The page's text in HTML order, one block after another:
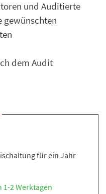
und Auditierte
gewünschten
dem Audit
für ein Jahr
2 Werktagen